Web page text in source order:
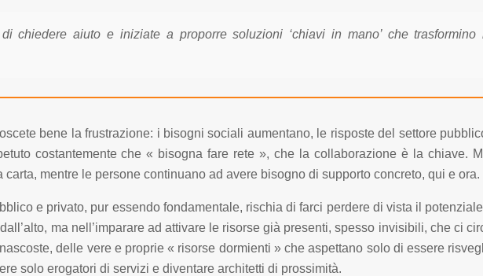
di chiedere aiuto e iniziate a proporre soluzioni ‘chiavi in mano’ che
bene la frustrazione: i bisogni sociali aumentano, le risposte del settore
costantemente che « bisogna fare rete », che la collaborazione è la chiave.
carta, mentre le persone continuano ad avere bisogno di supporto concreto, qui e ora.
e privato, pur essendo fondamentale, rischia di farci perdere di vista il
ma nell’imparare ad attivare le risorse già presenti, spesso invisibili, che ci
delle vere e proprie « risorse dormienti » che aspettano solo di essere
solo erogatori di servizi e diventare architetti di prossimità.